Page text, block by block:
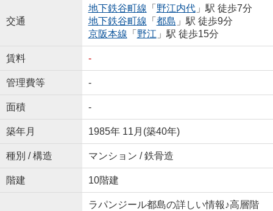
交通
地下鉄谷町線 「 野江内代」駅 徒歩7分
地下鉄谷町線 「 都島 」駅 徒歩9分
京阪本線 「 野江 」駅 徒歩15分
賃料 -
管理費等 -
面積 -
築年月 1985年 11月(築40年)
種別 / 構造 マンション / 鉄骨造
階建 10階建
ラパンジール都島の詳しい情報♪高層階